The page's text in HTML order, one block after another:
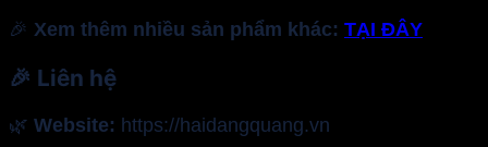
🎉 Xem thêm nhiều sản phẩm khác: TẠI ĐÂY
🎉 Liên hệ
🌿 Website: https://haidangquang.vn